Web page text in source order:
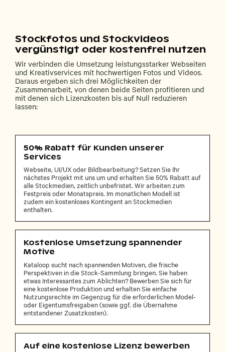
Stockfotos und Stockvideos
vergünstigt oder kostenfrei nutzen
Wir verbinden die Umsetzung leistungsstarker Webseiten
und Kreativservices mit hochwertigen Fotos und Videos.
Daraus ergeben sich drei Möglichkeiten der
Zusammenarbeit, von denen beide Seiten profitieren und
mit denen sich Lizenzkosten bis auf Null reduzieren
lassen:
50% Rabatt für Kunden unserer
Services
Webseite, UI/UX oder Bildbearbeitung? Setzen Sie Ihr
nächstes Projekt mit uns um und erhalten Sie 50% Rabatt auf
alle Stockmedien, zeitlich unbefristet. Wir arbeiten zum
Festpreis oder Monatspreis. Im monatlichen Modell ist
zudem ein kostenloses Kontingent an Stockmedien
enthalten.
Kostenlose Umsetzung spannender
Motive
Kataloop sucht nach spannenden Motiven, die frische
Perspektiven in die Stock-Sammlung bringen. Sie haben
etwas Interessantes zum Ablichten? Bewerben Sie sich für
eine kostenlose Produktion und erhalten Sie einfache
Nutzungsrechte im Gegenzug für die erforderlichen Model-
oder Eigentumsfreigaben (sowie ggf. die Übernahme
entstandener Zusatzkosten).
Auf eine kostenlose Lizenz bewerben